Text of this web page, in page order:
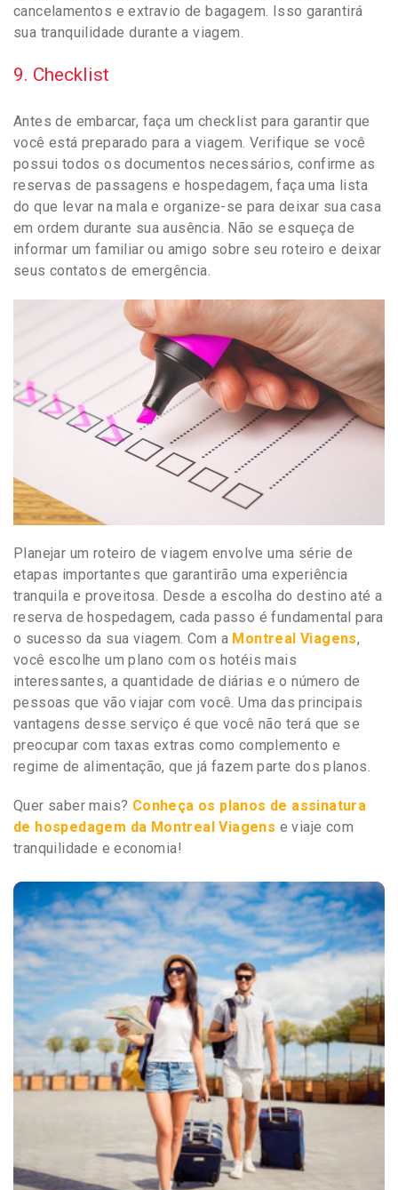
cancelamentos e extravio de bagagem. Isso garantirá
sua tranquilidade durante a viagem.
9. Checklist
Antes de embarcar, faça um checklist para garantir que
você está preparado para a viagem. Verifique se você
possui todos os documentos necessários, confirme as
reservas de passagens e hospedagem, faça uma lista
do que levar na mala e organize-se para deixar sua casa
em ordem durante sua ausência. Não se esqueça de
informar um familiar ou amigo sobre seu roteiro e deixar
seus contatos de emergência.
Planejar um roteiro de viagem envolve uma série de
etapas importantes que garantirão uma experiência
tranquila e proveitosa. Desde a escolha do destino até a
reserva de hospedagem, cada passo é fundamental para
o sucesso da sua viagem. Com a Montreal Viagens,
você escolhe um plano com os hotéis mais
interessantes, a quantidade de diárias e o número de
pessoas que vão viajar com você. Uma das principais
vantagens desse serviço é que você não terá que se
preocupar com taxas extras como complemento e
regime de alimentação, que já fazem parte dos planos.
Quer saber mais? Conheça os planos de assinatura
de hospedagem da Montreal Viagens e viaje com
tranquilidade e economia!